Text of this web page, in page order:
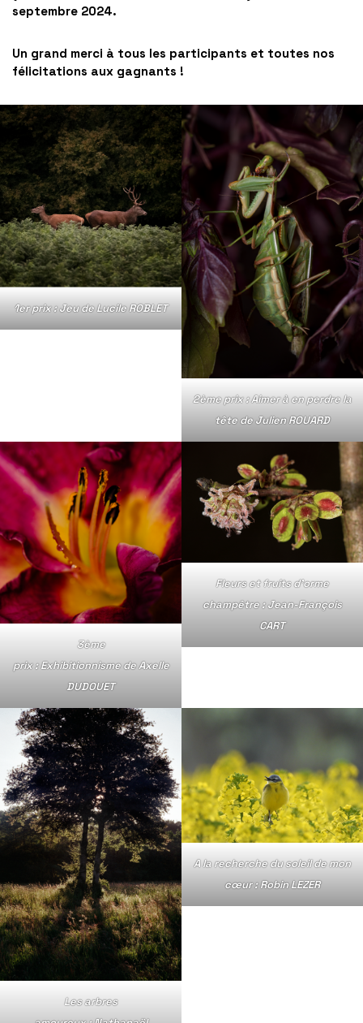
septembre 2024.
Un grand merci à tous les participants et toutes nos
félicitations aux gagnants !
1er prix : Jeu de Lucile ROBLET
2ème prix : Aimer à en perdre la
tête de Julien ROUARD
3ème
prix : Exhibitionnisme de Axelle
DUDOUET
Fleurs et fruits d’orme
champêtre : Jean-François
CART
Les arbres
A la recherche du soleil de mon
cœur : Robin LEZER